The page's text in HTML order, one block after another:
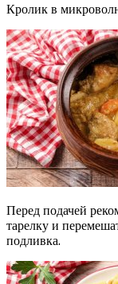
Кролик в
Перед подачей
тарелку и
подливка.